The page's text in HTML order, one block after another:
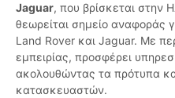
Jaguar, που βρίσκεται στην
θεωρείται σημείο αναφοράς
Land Rover και Jaguar. Με
εμπειρίας, προσφέρει
ακολουθώντας τα πρότυπα
κατασκευαστών.